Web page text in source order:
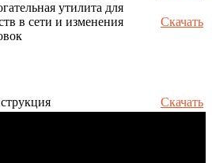
утилита для
в сети и изменения
Скачать
Скачать